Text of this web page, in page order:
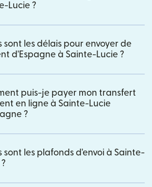
Lucie ?
sont les délais pour envoyer de
d'Espagne à Sainte-Lucie ?
puis-je payer mon transfert
en ligne à Sainte-Lucie
?
sont les plafonds d'envoi à Sainte-